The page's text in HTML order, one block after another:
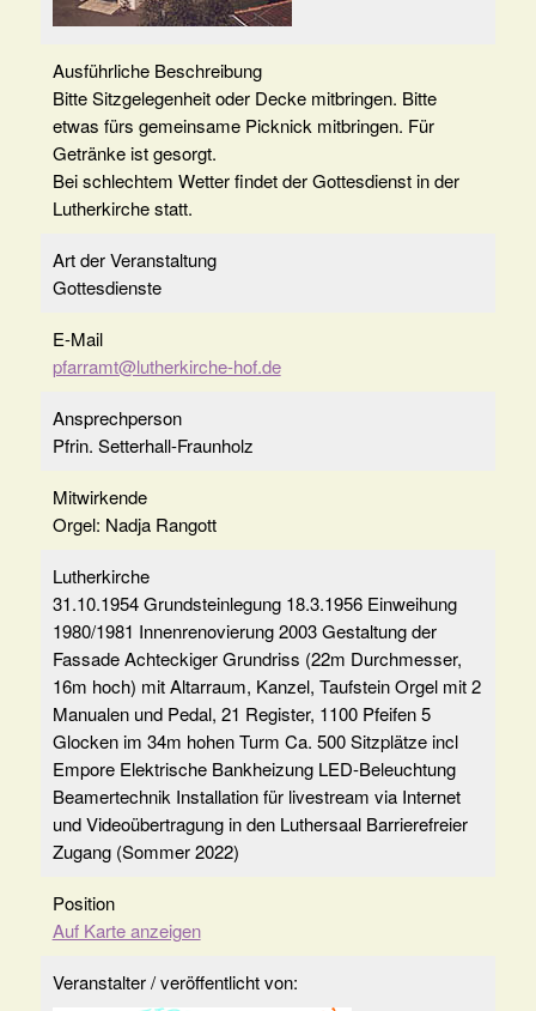
Ausführliche Beschreibung
Bitte Sitzgelegenheit oder Decke mitbringen. Bitte
etwas fürs gemeinsame Picknick mitbringen. Für
Getränke ist gesorgt.
Bei schlechtem Wetter findet der Gottesdienst in der
Lutherkirche statt.
Art der Veranstaltung
Gottesdienste
E-Mail
pfarramt@lutherkirche-hof.de
Ansprechperson
Pfrin. Setterhall-Fraunholz
Mitwirkende
Orgel: Nadja Rangott
Lutherkirche
31.10.1954 Grundsteinlegung 18.3.1956 Einweihung
1980/1981 Innenrenovierung 2003 Gestaltung der
Fassade Achteckiger Grundriss (22m Durchmesser,
16m hoch) mit Altarraum, Kanzel, Taufstein Orgel mit 2
Manualen und Pedal, 21 Register, 1100 Pfeifen 5
Glocken im 34m hohen Turm Ca. 500 Sitzplätze incl
Empore Elektrische Bankheizung LED-Beleuchtung
Beamertechnik Installation für livestream via Internet
und Videoübertragung in den Luthersaal Barrierefreier
Zugang (Sommer 2022)
Position
Auf Karte anzeigen
Veranstalter / veröffentlicht von: